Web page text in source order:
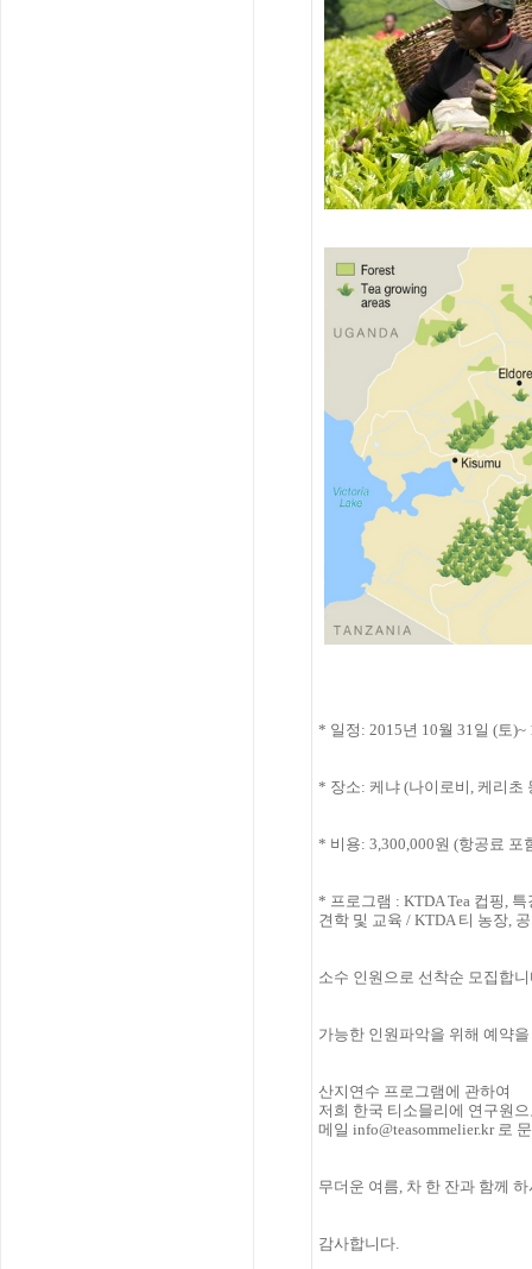
* 일정 : 2015년 10월 31일 (토)~
* 장소: 케냐 (나이로비 , 케리초
* 비용: 3,300,000원 (항공료 포
* 프로그램 : KTDA Tea 컵핑 ,
견학 및 교육 / KTDA 티 농장,
소수 인원으로 선착순 모집합
가능한 인원파악을 위해 예약
산지연수 프로그램에 관하여
저희 한국 티소믈리에 연구원
메일 info@teasommelier.kr 로
무더운 여름, 차 한 잔과 함께
감사합니다.